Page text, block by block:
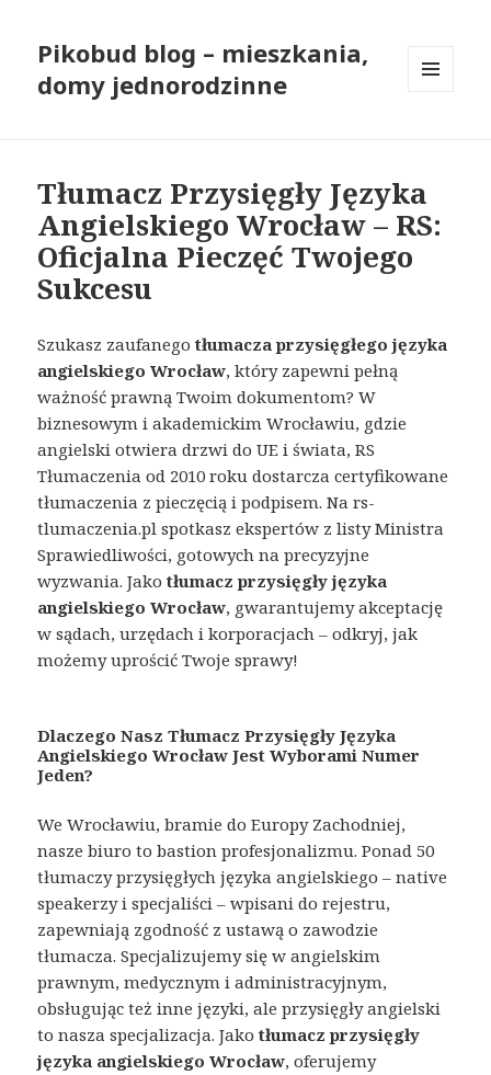
Pikobud blog – mieszkania,
domy jednorodzinne
Tłumacz Przysięgły Języka
Angielskiego Wrocław – RS:
Oficjalna Pieczęć Twojego
Sukcesu
Szukasz zaufanegotłumacza przysięgłego języka
angielskiego Wrocław, który zapewni pełną
ważność prawną Twoim dokumentom? W
biznesowym i akademickim Wrocławiu, gdzie
angielski otwiera drzwi do UE i świata, RS
Tłumaczenia od 2010 roku dostarcza certyfikowane
tłumaczenia z pieczęcią i podpisem. Na rs-
tlumaczenia.pl spotkasz ekspertów z listy Ministra
Sprawiedliwości, gotowych na precyzyjne
wyzwania. Jakotłumacz przysięgły języka
angielskiego Wrocław, gwarantujemy akceptację
w sądach, urzędach i korporacjach – odkryj, jak
możemy uprościć Twoje sprawy!
Dlaczego Nasz Tłumacz Przysięgły Języka
Angielskiego Wrocław Jest Wyborami Numer
Jeden?
We Wrocławiu, bramie do Europy Zachodniej,
nasze biuro to bastion profesjonalizmu. Ponad 50
tłumaczy przysięgłych języka angielskiego – native
speakerzy i specjaliści – wpisani do rejestru,
zapewniają zgodność z ustawą o zawodzie
tłumacza. Specjalizujemy się w angielskim
prawnym, medycznym i administracyjnym,
obsługując też inne języki, ale przysięgły angielski
to nasza specjalizacja. Jakotłumacz przysięgły
języka angielskiego Wrocław, oferujemy